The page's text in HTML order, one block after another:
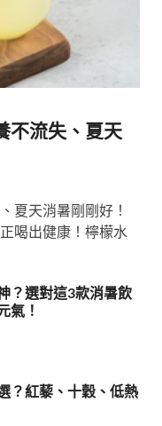
不流失、夏天
夏天消暑剛剛好！
喝出健康！檸檬水
？選對這3款消暑飲
氣！
？紅藜、十穀、低熱